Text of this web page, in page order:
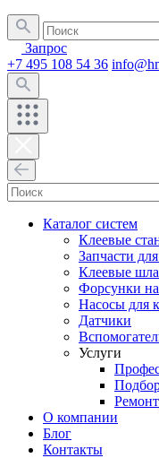
Запрос
+7 495 108 54 36
Каталог систем
Клеевые
Запчасти
Клеевые
Форсунки
Насосы для
Датчики
Услуги
Ремонт
О компании
Блог
Контакты